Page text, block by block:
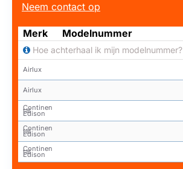
Neem contact op
Merk Modelnummer
Hoe achterhaal ik mijn modelnummer?
Airlux
Airlux
Continen
tal
Edison
Continen
tal
Edison
Continen
tal
Edison